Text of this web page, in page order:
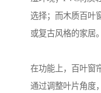
选择；而木质百叶
或复古风格的家居。
在功能上，百叶窗
通过调整叶片角度